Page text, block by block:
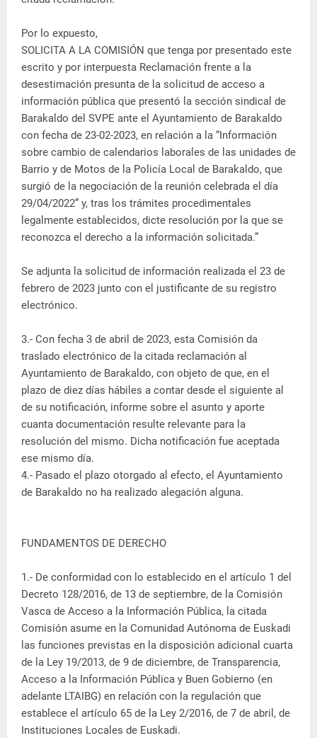
Por lo expuesto,
SOLICITA A LA COMISIÓN que tenga por presentado este
escrito y por interpuesta Reclamación frente a la
desestimación presunta de la solicitud de acceso a
información pública que presentó la sección sindical de
Barakaldo del SVPE ante el Ayuntamiento de Barakaldo
con fecha de 23-02-2023, en relación a la “Información
sobre cambio de calendarios laborales de las unidades de
Barrio y de Motos de la Policía Local de Barakaldo, que
surgió de la negociación de la reunión celebrada el día
29/04/2022” y, tras los trámites procedimentales
legalmente establecidos, dicte resolución por la que se
reconozca el derecho a la información solicitada.”
Se adjunta la solicitud de información realizada el 23 de
febrero de 2023 junto con el justificante de su registro
electrónico.
3.- Con fecha 3 de abril de 2023, esta Comisión da
traslado electrónico de la citada reclamación al
Ayuntamiento de Barakaldo, con objeto de que, en el
plazo de diez días hábiles a contar desde el siguiente al
de su notificación, informe sobre el asunto y aporte
cuanta documentación resulte relevante para la
resolución del mismo. Dicha notificación fue aceptada
ese mismo día.
4.- Pasado el plazo otorgado al efecto, el Ayuntamiento
de Barakaldo no ha realizado alegación alguna.
FUNDAMENTOS DE DERECHO
1.- De conformidad con lo establecido en el artículo 1 del
Decreto 128/2016, de 13 de septiembre, de la Comisión
Vasca de Acceso a la Información Pública, la citada
Comisión asume en la Comunidad Autónoma de Euskadi
las funciones previstas en la disposición adicional cuarta
de la Ley 19/2013, de 9 de diciembre, de Transparencia,
Acceso a la Información Pública y Buen Gobierno (en
adelante LTAIBG) en relación con la regulación que
establece el artículo 65 de la Ley 2/2016, de 7 de abril, de
Instituciones Locales de Euskadi.